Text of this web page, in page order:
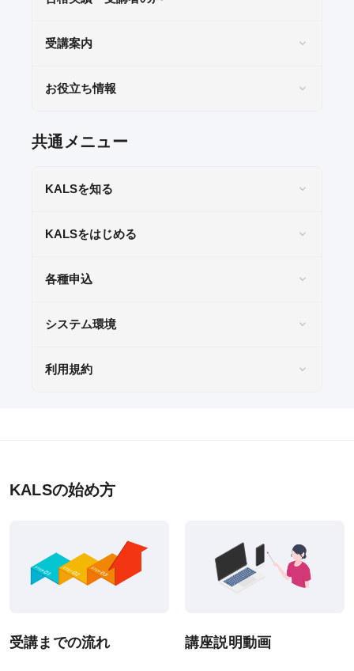
受講案内
お役立ち情報
共通メニュー
KALSを知る
KALSをはじめる
各種申込
システム環境
利用規約
KALSの始め方
受講までの流れ 講座説明動画